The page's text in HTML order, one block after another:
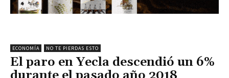
ECONOMÍA NO TE PIERDAS ESTO
El paro en Yecla descendió un 6%